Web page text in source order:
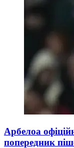
Арбелоа
попередник